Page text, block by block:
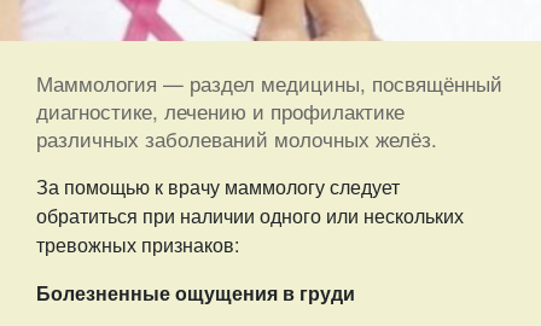
Маммология — раздел медицины, посвящённый
диагностике, лечению и профилактике
различных заболеваний молочных желёз.
За помощью к врачу маммологу следует
обратиться при наличии одного или нескольких
тревожных признаков:
Болезненные ощущения в груди